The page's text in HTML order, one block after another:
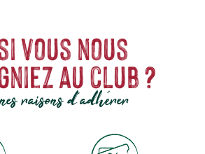
vous nous
au club ?
raisons d'adhérer